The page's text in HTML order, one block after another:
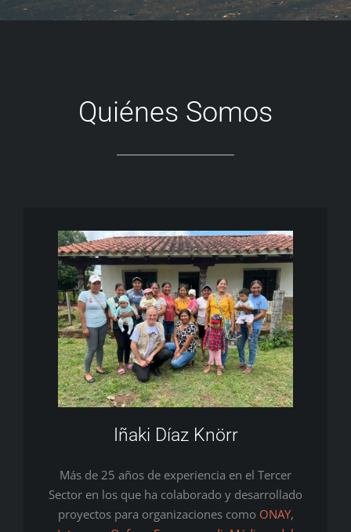
Quiénes Somos
Iñaki Díaz Knörr
Más de 25 años de experiencia en el Tercer
Sector en los que ha colaborado y desarrollado
proyectos para organizaciones como ONAY,